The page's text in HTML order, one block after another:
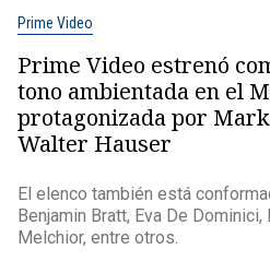
Prime Video
Prime Video estrenó
tono ambientada en el
protagonizada por
Walter Hauser
El elenco también está
Benjamin Bratt, Eva De
Melchior, entre otros.